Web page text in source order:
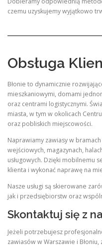
czemu uzyskujemy wyjątkowo
Obsługa
Błonie to dynamicznie
mieszkaniowymi, domami
oraz centrami logistycznymi.
miasta, w tym w okolicach
oraz pobliskich miejscowości.
Naprawiamy zawiasy w
wejściowych, magazynach,
usługowych. Dzięki mobilnemu
klienta i wykonać naprawę na
Nasze usługi są skierowane
jak i przedsiębiorstw oraz
Skontaktuj się z
Jeżeli potrzebujesz
zawiasów w Warszawie i